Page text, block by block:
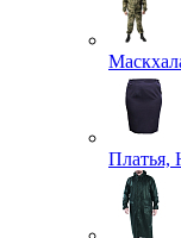
Платья,